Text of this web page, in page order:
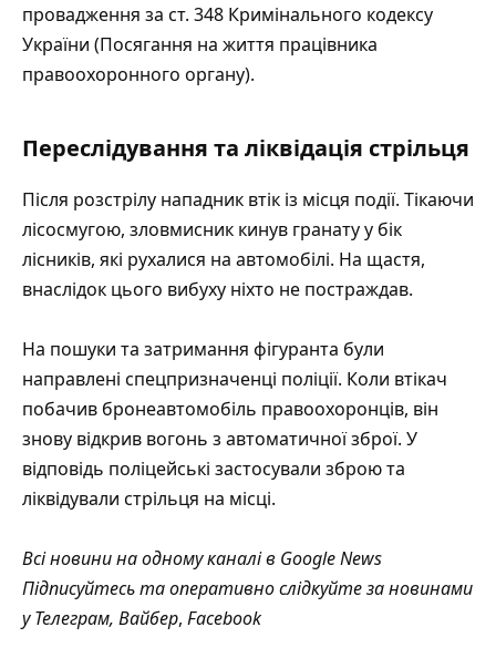
провадження за ст. 348 Кримінального кодексу
України (Посягання на життя працівника
правоохоронного органу).
Переслідування та ліквідація стрільця
Після розстрілу нападник втік із місця події. Тікаючи
лісосмугою, зловмисник кинув гранату у бік
лісників, які рухалися на автомобілі. На щастя,
внаслідок цього вибуху ніхто не постраждав.
На пошуки та затримання фігуранта були
направлені спецпризначенці поліції. Коли втікач
побачив бронеавтомобіль правоохоронців, він
знову відкрив вогонь з автоматичної зброї. У
відповідь поліцейські застосували зброю та
ліквідували стрільця на місці.
Всі новини на одному каналі в Google News
Підписуйтесь та оперативно слідкуйте за новинами
уТелеграм, Вайбер, Facebook